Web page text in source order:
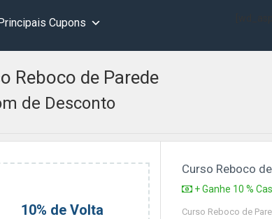
Cupons
Reboco de Parede
de Desconto
10% de Volta
Curso Reboco
+ Ganhe 10 %
Curso Reboco de